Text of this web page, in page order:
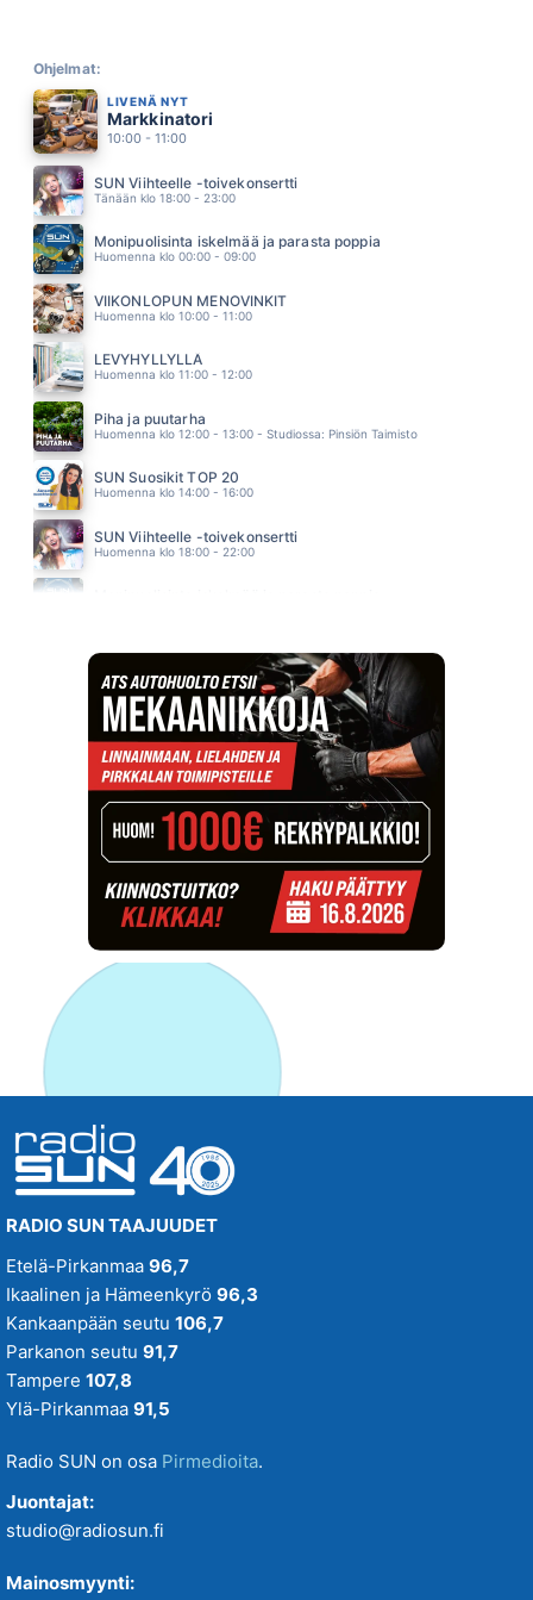
KUUMAA
05.43
JOKI
PAULI HANHINIEMI
05.37
JOEL HALLIKAINEN
05.33
SAMULI EDELMANN
05.28
HUHU
05.24
Ohjelmat:
LIVENÄ NYT
Markkinatori
10:00 - 11:00
SUN Viihteelle -toivekonsertti
Tänään klo 18:00 - 23:00
Monipuolisinta iskelmää ja parasta poppia
Huomenna klo 00:00 - 09:00
VIIKONLOPUN MENOVINKIT
Huomenna klo 10:00 - 11:00
LEVYHYLLYLLÄ
Huomenna klo 11:00 - 12:00
Piha ja puutarha
Huomenna klo 12:00 - 13:00 - Studiossa: Pinsiön Taimisto
SUN Suosikit TOP 20
Huomenna klo 14:00 - 16:00
SUN Viihteelle -toivekonsertti
Huomenna klo 18:00 - 22:00
RADIO SUN TAAJUUDET
Etelä-Pirkanmaa 96,7
Ikaalinen ja Hämeenkyrö 96,3
Kankaanpään seutu 106,7
Parkanon seutu 91,7
Tampere 107,8
Ylä-Pirkanmaa 91,5
Radio SUN on osa Pirmedioita.
Juontajat:
studio@radiosun.fi
Mainosmyynti: